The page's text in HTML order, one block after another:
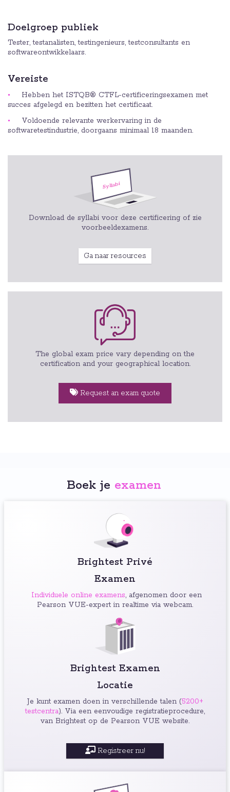
Doelgroep publiek
Tester, testanalisten, testingenieurs, testconsultants en
softwareontwikkelaars.
Vereiste
Hebben het ISTQB® CTFL-certificeringsexamen met
succes afgelegd en bezitten het certificaat.
Voldoende relevante werkervaring in de
softwaretestindustrie, doorgaans minimaal 18 maanden.
Download de syllabi voor deze certificering of zie
voorbeeldexamens.
Ga naar resources
The global exam price vary depending on the
certification and your geographical location.
Request an exam quote
Boek je examen
Brightest Privé
Examen
Individuele online examens, afgenomen door een
Pearson VUE-expert in realtime via webcam.
Brightest Examen
Locatie
Je kunt examen doen in verschillende talen (5200+
testcentra). Via een eenvoudige registratieprocedure,
van Brightest op de Pearson VUE website.
Registreer nu!